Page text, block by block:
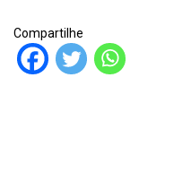
Compartilhe